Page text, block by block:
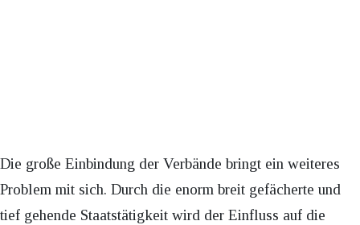
Die große Einbindung der Verbände bringt ein weiteres
Problem mit sich. Durch die enorm breit gefächerte und
tief gehende Staatstätigkeit wird der Einfluss auf die